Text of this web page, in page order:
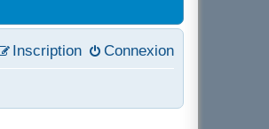
Connexion
Inscription